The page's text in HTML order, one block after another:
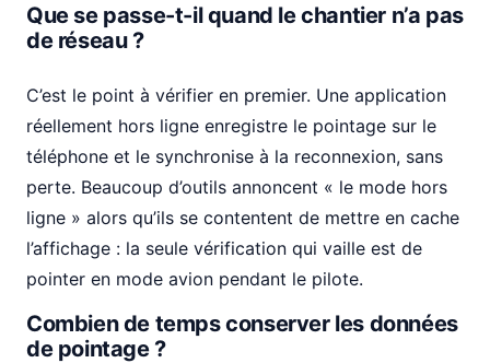
Que se passe-t-il quand le chantier n’a pas
de réseau ?
C’est le point à vérifier en premier. Une application
réellement hors ligne enregistre le pointage sur le
téléphone et le synchronise à la reconnexion, sans
perte. Beaucoup d’outils annoncent « le mode hors
ligne » alors qu’ils se contentent de mettre en cache
l’affichage : la seule vérification qui vaille est de
pointer en mode avion pendant le pilote.
Combien de temps conserver les données
de pointage ?